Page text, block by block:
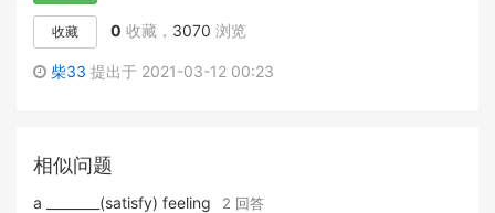
收藏 0 收藏， 3070 浏览
柴33 提出于 2021-03-12 00:23
相似问题
a ________(satisfy) feeling 2 回答